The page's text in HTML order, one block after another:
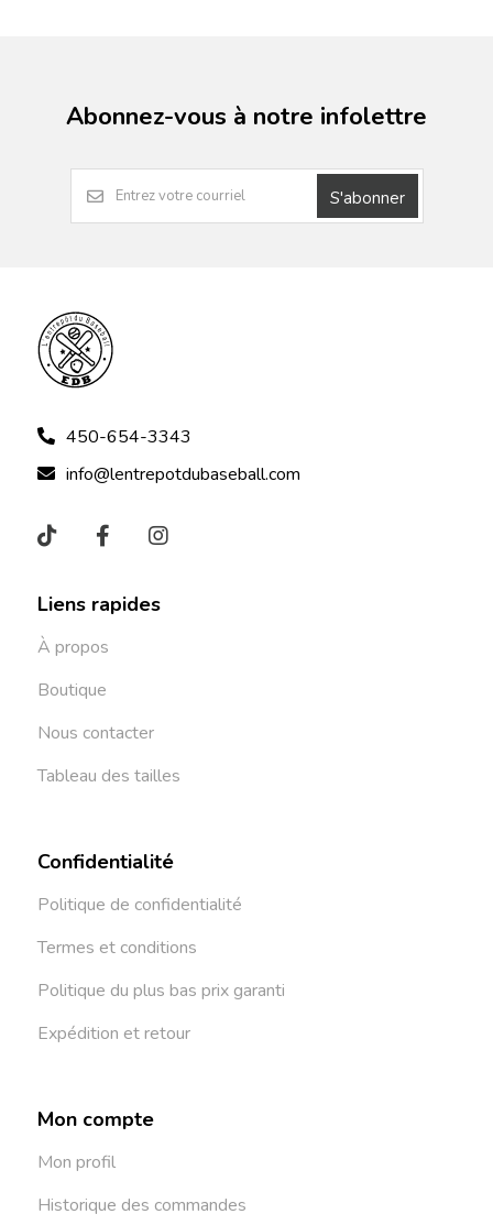
Abonnez-vous à notre infolettre
S'abonner
450-654-3343
info@lentrepotdubaseball.com
Liens rapides
À propos
Boutique
Nous contacter
Tableau des tailles
Confidentialité
Politique de confidentialité
Termes et conditions
Politique du plus bas prix garanti
Expédition et retour
Mon compte
Mon profil
Historique des commandes